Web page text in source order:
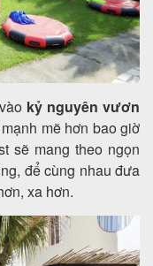
kỷ nguyên vươn
mẽ hơn bao giờ
sẽ mang theo ngọn
để cùng nhau đưa
xa hơn.